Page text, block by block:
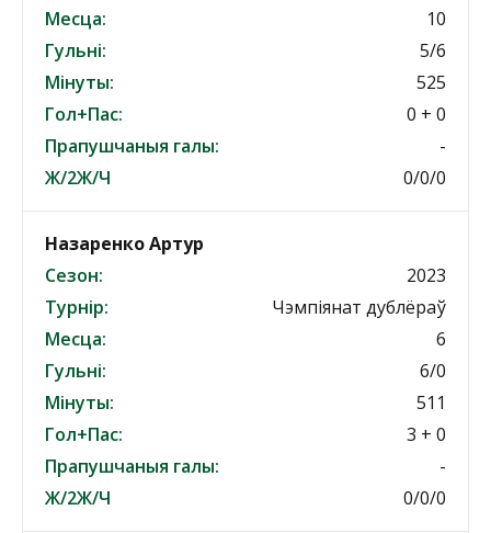
Месца:
10
Гульні:
5/6
Мінуты:
525
Гол+Пас:
0 + 0
Прапушчаныя галы:
-
Ж/2Ж/Ч
0/0/0
Назаренко Артур
Сезон:
2023
Турнір:
Чэмпіянат дублёраў
Месца:
6
Гульні:
6/0
Мінуты:
511
Гол+Пас:
3 + 0
Прапушчаныя галы:
-
Ж/2Ж/Ч
0/0/0